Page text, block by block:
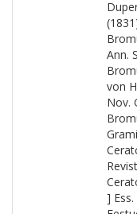
Ann.
von
Nov.
]